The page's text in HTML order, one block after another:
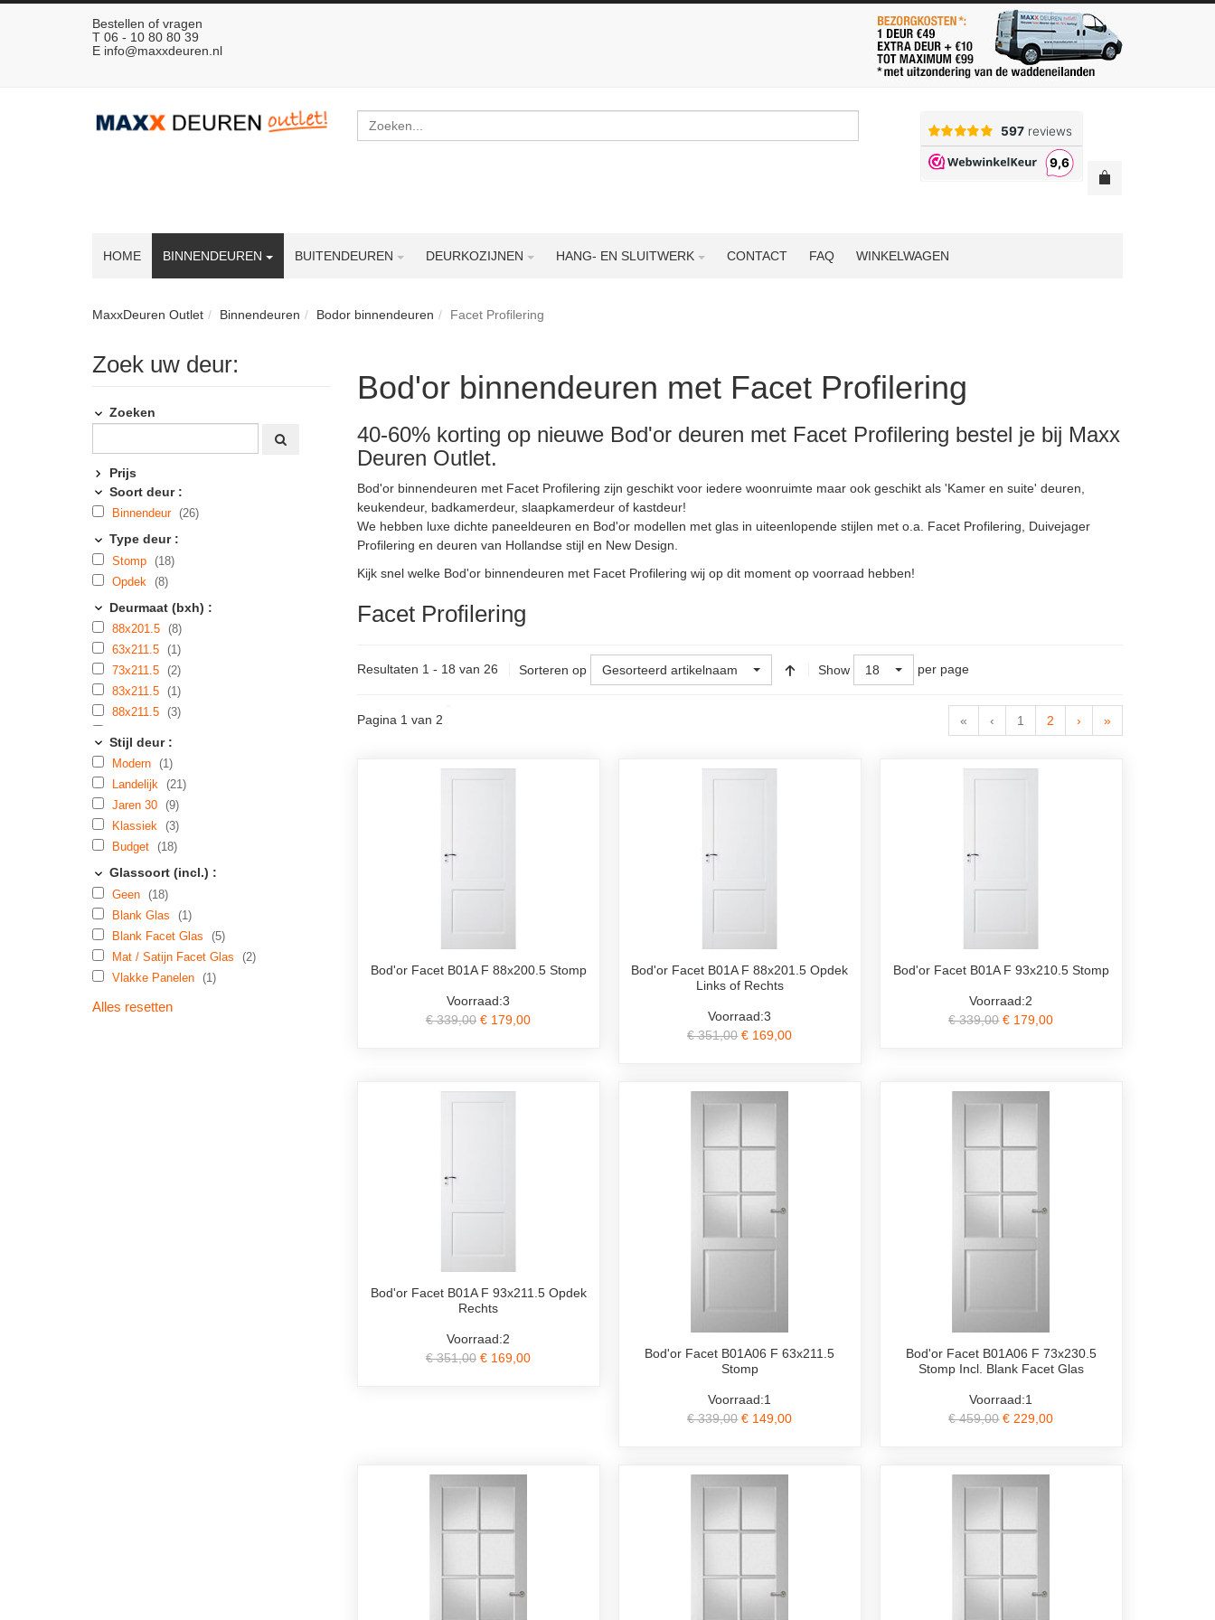
Bestellen of vragen
T 06 - 10 80 80 39
E info@maxxdeuren.nl
Zoeken
HOME BINNENDEUREN BUITENDEUREN DEURKOZIJNEN HANG- EN SLUITWERK CONTACT FAQ WINKELWAGEN
MaxxDeuren Outlet Binnendeuren Bodor binnendeuren Facet Profilering
Zoek uw deur:
Zoeken
Prijs
Soort deur :
Binnendeur (26)
Type deur :
Stomp (18)
Opdek
(8)
Deurmaat (bxh) :
88x201.5 (8)
63x211.5 (1)
73x211.5 (2)
83x211.5 (1)
88x211.5 (3)
73x231.5
88x231.5 (7)
Stijl deur :
Modern (1)
Landelijk (21)
Jaren 30 (9)
Klassiek (3)
Budget (18)
Glassoort (incl.) :
Geen (18)
Blank Glas
(1)
Blank Facet Glas
(5)
Mat / Satijn Facet Glas
(2)
Vlakke Panelen (1)
Alles resetten
Bod'or binnendeuren met Facet Profilering
40-60% korting op nieuwe Bod'or deuren met Facet Profilering bestel je bij Maxx
Deuren Outlet.
Bod'or binnendeuren met Facet Profilering zijn geschikt voor iedere woonruimte maar ook geschikt als 'Kamer en suite' deuren,
keukendeur, badkamerdeur, slaapkamerdeur of kastdeur!
We hebben luxe dichte paneeldeuren en Bod'or modellen met glas in uiteenlopende stijlen met o.a. Facet Profilering, Duivejager
Profilering en deuren van Hollandse stijl en New Design.
Kijk snel welke Bod'or binnendeuren met Facet Profilering wij op dit moment op voorraad hebben!
Facet Profilering
Resultaten 1 - 18 van 26 Sorteren op Gesorteerd artikelnaam Show 18 per page
Pagina 1 van 2 « ‹ 1 2 › »
Bod'or Facet B01A F 88x200.5 Stomp
Voorraad:3
€ 339,00 € 179,00
Bod'or Facet B01A F 88x201.5 Opdek
Links of Rechts
Voorraad:3
€ 351,00 € 169,00
Bod'or Facet B01A F 93x210.5 Stomp
Voorraad:2
€ 339,00 € 179,00
Bod'or Facet B01A F 93x211.5 Opdek
Rechts
Voorraad:2
€ 351,00 € 169,00
Bod'or Facet B01A06 F 63x211.5
Stomp
Voorraad:1
€ 339,00 € 149,00
Bod'or Facet B01A06 F 73x230.5
Stomp Incl. Blank Facet Glas
Voorraad:1
€ 459,00 € 229,00